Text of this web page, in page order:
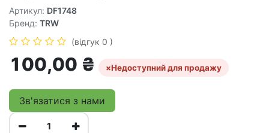
Артикул: DF1748
Бренд: TRW
(відгук 0 )
100,00 ₴ ×Недоступний для продажу
Зв'язатися з нами